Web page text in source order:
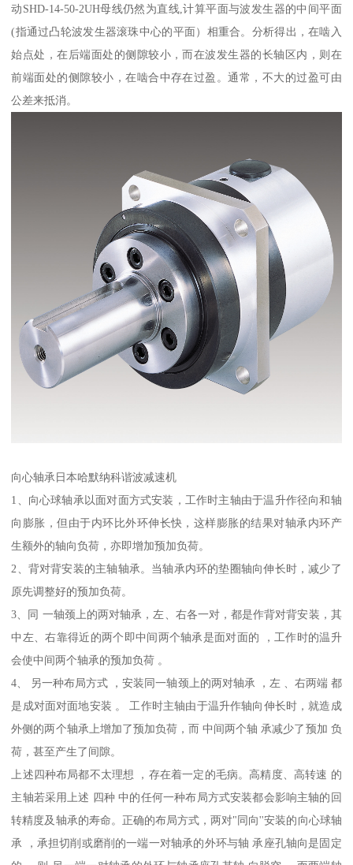
动SHD-14-50-2UH母线仍然为直线,计算平面与波发生器的中间平面
(指通过凸轮波发生器滚珠中心的平面）相重合。分析得出，在啮入
始点处，在后端面处的侧隙较小，而在波发生器的长轴区内，则在
前端面处的侧隙较小，在啮合中存在过盈。通常，不大的过盈可由
公差来抵消。
向心轴承日本哈默纳科谐波减速机
1、向心球轴承以面对面方式安装，工作时主轴由于温升作径向和轴
向膨胀，但由于内环比外环伸长快，这样膨胀的结果对轴承内环产
生额外的轴向负荷，亦即增加预加负荷。
2、背对背安装的主轴轴承。当轴承内环的垫圈轴向伸长时，减少了
原先调整好的预加负荷。
3、同 一轴颈上的两对轴承，左、右各一对，都是作背对背安装，其
中左、右靠得近的两个即中间两个轴承是面对面的 ，工作时的温升
会使中间两个轴承的预加负荷 。
4、 另一种布局方式 ，安装同一轴颈上的两对轴承 ，左 、右两端 都
是成对面对面地安装 。 工作时主轴由于温升作轴向伸长时，就造成
外侧的两个轴承上增加了预加负荷，而 中间两个轴 承减少了预加 负
荷，甚至产生了间隙。
上述四种布局都不太理想 ，存在着一定的毛病。高精度、高转速 的
主轴若采用上述 四种 中的任何一种布局方式安装都会影响主轴的回
转精度及轴承的寿命。正确的布局方式，两对"同向''安装的向心球轴
承 ，承担切削或磨削的一端一对轴承的外环与轴 承座孔轴向是固定